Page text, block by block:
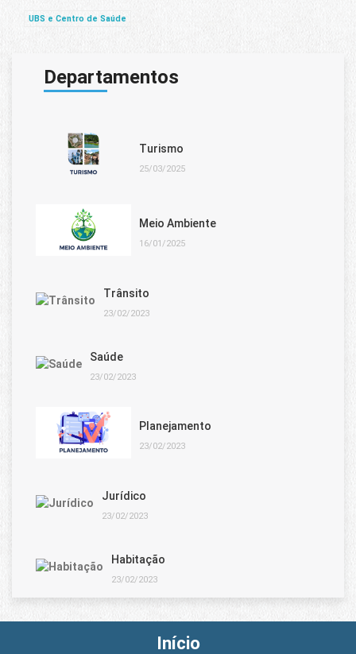
UBS e Centro de Saúde
Departamentos
Turismo
25/03/2025
Meio Ambiente
16/01/2025
Trânsito
23/02/2023
Saúde
23/02/2023
Planejamento
23/02/2023
Jurídico
23/02/2023
Habitação
23/02/2023
Início